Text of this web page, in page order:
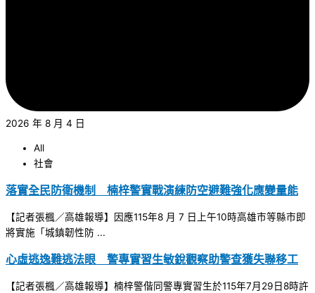
2026 年 8 月 4 日
All
社會
落實全民防衛機制 楠梓警實戰演練防空避難強化應變量能
【記者張楓／高雄報導】因應115年8 月 7 日上午10時高雄市等縣市即
將實施「城鎮韌性防 ...
心虛逃逸難逃法眼 警專實習生敏銳觀察助警查獲失聯移工
【記者張楓／高雄報導】楠梓警偕同警專實習生於115年7月29日8時許